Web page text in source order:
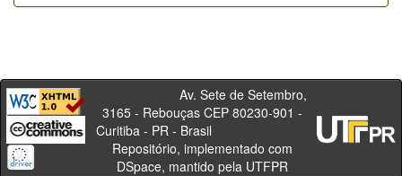
Av. Sete de Setembro,
3165 - Rebouças CEP 80230-901 -
Curitiba - PR - Brasil
Repositório, implementado com
DSpace, mantido pela UTFPR